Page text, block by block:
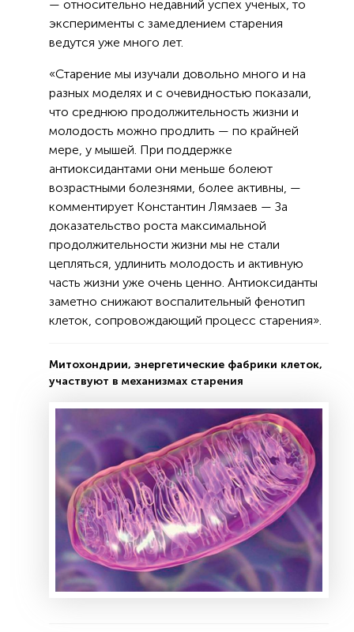
— относительно недавний успех ученых, то
эксперименты с замедлением старения
ведутся уже много лет.
«Старение мы изучали довольно много и на
разных моделях и с очевидностью показали,
что среднюю продолжительность жизни и
молодость можно продлить — по крайней
мере, у мышей. При поддержке
антиоксидантами они меньше болеют
возрастными болезнями, более активны, —
комментирует Константин Лямзаев — За
доказательство роста максимальной
продолжительности жизни мы не стали
цепляться, удлинить молодость и активную
часть жизни уже очень ценно. Антиоксиданты
заметно снижают воспалительный фенотип
клеток, сопровождающий процесс старения».
Митохондрии, энергетические фабрики клеток,
участвуют в механизмах старения